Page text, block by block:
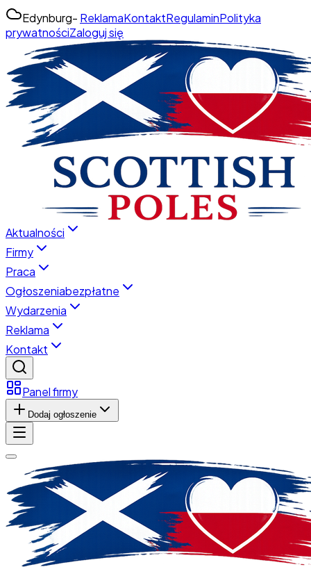
Edynburg- ReklamaKontaktRegulaminPolityka
prywatnościZaloguj się
Aktualności
Firmy
Praca
Ogłoszeniabezpłatne
Wydarzenia
Reklama
Kontakt
Panel firmy
Dodaj ogłoszenie